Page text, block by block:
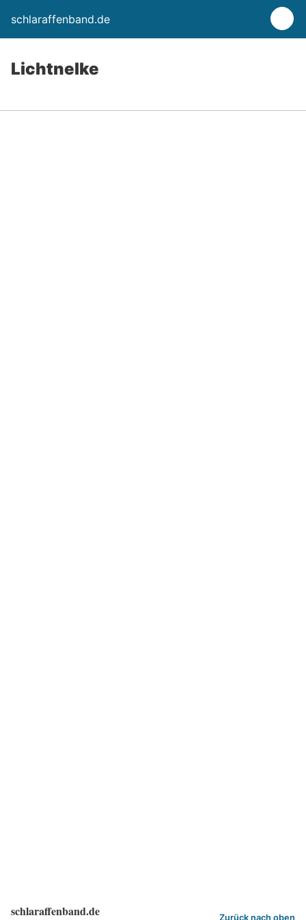
schlaraffenband.de
Lichtnelke
schlaraffenband.de Zurück nach oben